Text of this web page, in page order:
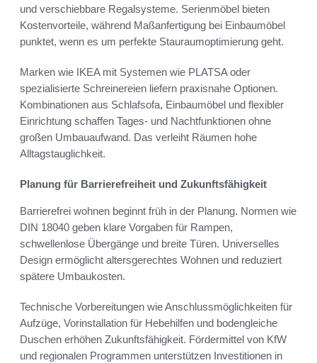
und verschiebbare Regalsysteme. Serienmöbel bieten
Kostenvorteile, während Maßanfertigung bei Einbaumöbel
punktet, wenn es um perfekte Stauraumoptimierung geht.
Marken wie IKEA mit Systemen wie PLATSA oder
spezialisierte Schreinereien liefern praxisnahe Optionen.
Kombinationen aus Schlafsofa, Einbaumöbel und flexibler
Einrichtung schaffen Tages- und Nachtfunktionen ohne
großen Umbauaufwand. Das verleiht Räumen hohe
Alltagstauglichkeit.
Planung für Barrierefreiheit und Zukunftsfähigkeit
Barrierefrei wohnen beginnt früh in der Planung. Normen wie
DIN 18040 geben klare Vorgaben für Rampen,
schwellenlose Übergänge und breite Türen. Universelles
Design ermöglicht altersgerechtes Wohnen und reduziert
spätere Umbaukosten.
Technische Vorbereitungen wie Anschlussmöglichkeiten für
Aufzüge, Vorinstallation für Hebehilfen und bodengleiche
Duschen erhöhen Zukunftsfähigkeit. Fördermittel von KfW
und regionalen Programmen unterstützen Investitionen in